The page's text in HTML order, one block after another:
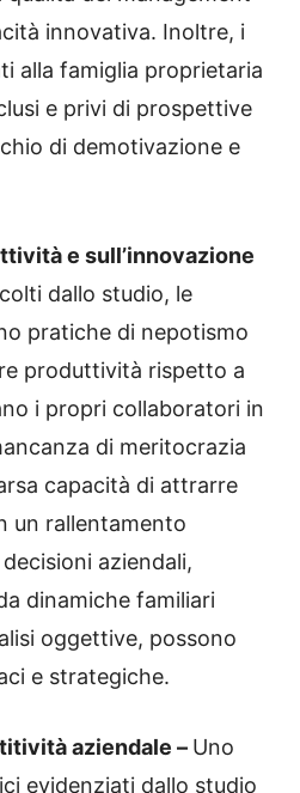
innovativa. Inoltre, i
alla famiglia proprietaria
e privi di prospettive
di demotivazione e
e sull’innovazione
dallo studio, le
pratiche di nepotismo
produttività rispetto a
i propri collaboratori in
di meritocrazia
capacità di attrarre
un rallentamento
aziendali,
dinamiche familiari
oggettive, possono
e strategiche.
aziendale – Uno
evidenziati dallo studio